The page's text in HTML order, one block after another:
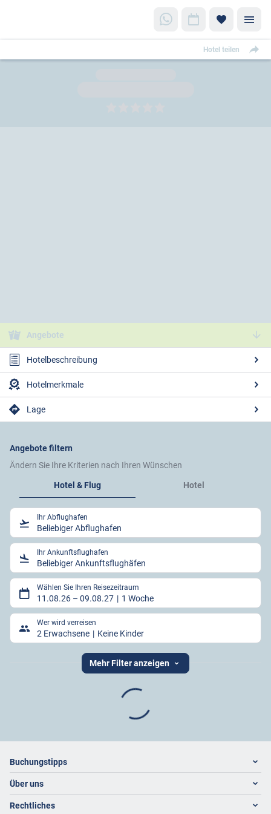
Hotel teilen
Angebote
Hotelbeschreibung
Hotelmerkmale
Lage
Angebote filtern
Ändern Sie Ihre Kriterien nach Ihren Wünschen
Hotel & Flug
Hotel
Ihr Abflughafen
Beliebiger Abflughafen
Ihr Ankunftsflughafen
Beliebiger Ankunftsflughäfen
Wählen Sie Ihren Reisezeitraum
11.08.26 – 09.08.27 1 Woche
Wer wird verreisen
2 Erwachsene Keine Kinder
Mehr Filter anzeigen
Footer navigation
Buchungstipps
Warum im Reisebüro buchen
Hoteltipps
Über uns
Kontakt
Rechtliches